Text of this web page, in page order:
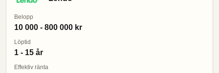
Belopp
10 000 - 800 000 kr
Löptid
1 - 15 år
Effektiv ränta